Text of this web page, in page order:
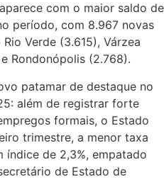
com o maior saldo de
período, com 8.967 novas
Verde (3.615), Várzea
e Rondonópolis (2.768).
patamar de destaque no
além de registrar forte
formais, o Estado
trimestre, a menor taxa
índice de 2,3%, empatado
de Estado de